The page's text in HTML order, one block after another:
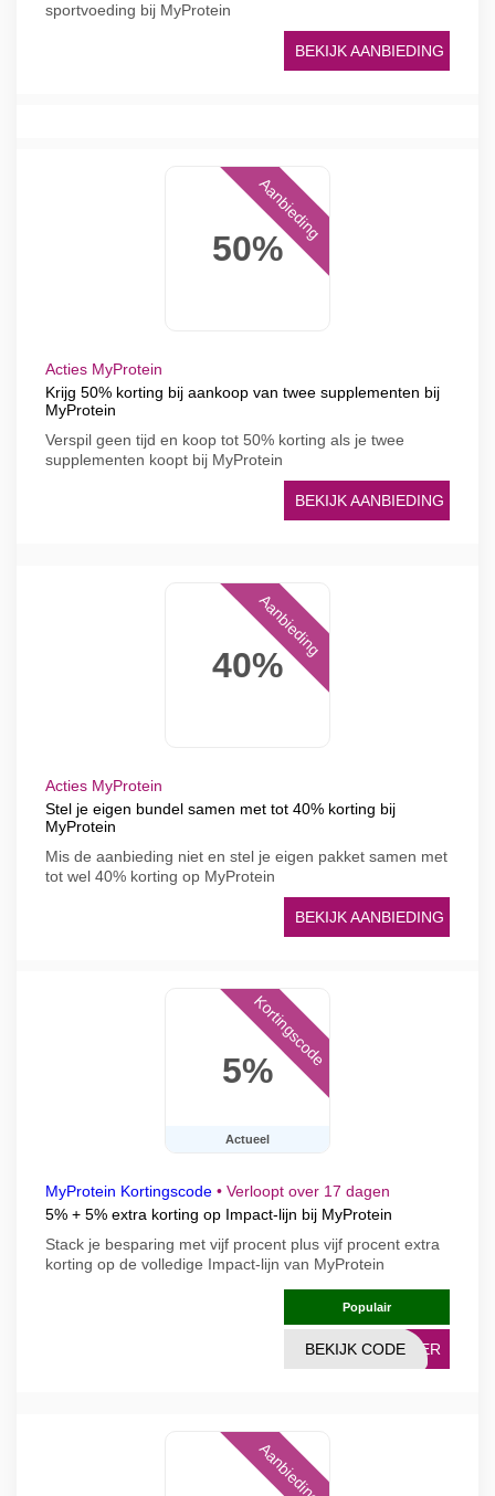
sportvoeding bij MyProtein
BEKIJK AANBIEDING
50%
Aanbieding
Acties MyProtein
Krijg 50% korting bij aankoop van twee supplementen bij
MyProtein
Verspil geen tijd en koop tot 50% korting als je twee
supplementen koopt bij MyProtein
BEKIJK AANBIEDING
40%
Aanbieding
Acties MyProtein
Stel je eigen bundel samen met tot 40% korting bij
MyProtein
Mis de aanbieding niet en stel je eigen pakket samen met
tot wel 40% korting op MyProtein
BEKIJK AANBIEDING
5%
Actueel
Kortingscode
MyProtein Kortingscode • Verloopt over 17 dagen
5% + 5% extra korting op Impact-lijn bij MyProtein
Stack je besparing met vijf procent plus vijf procent extra
korting op de volledige Impact-lijn van MyProtein
Populair
MEER
BEKIJK CODE
Aanbieding